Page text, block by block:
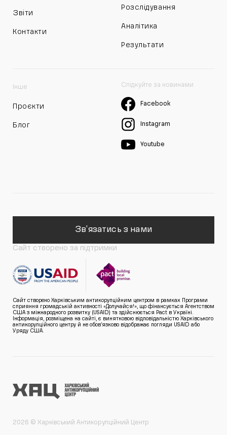
Звіти
Контакти
Розслідування
Аналітика
Результати
Інше
Проєкти
Блог
Слідкуйте за новинами
Facebook
Instagram
Youtube
Зв'язатись з нами
Сайт створено за підтримки
Сайт створено Харківським антикорупційним центром в рамках Програми
сприяння громадській активності «Долучайся!», що фінансується Агентством
США з міжнародного розвитку (USAID) та здійснюється Pact в Україні.
Інформація, розміщена на сайті, є винятковою відповідальністю Харківського
антикорупційного центру й не обов’язково відображає погляди USAID або
Уряду США.
2026 © Харківський Антикорупційний Центр